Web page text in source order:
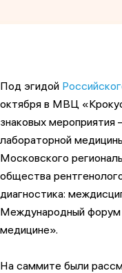
Под эгидой
октября в МВЦ
знаковых
лабораторной
Московского
общества
диагностика:
Международный
медицине».
На саммите были